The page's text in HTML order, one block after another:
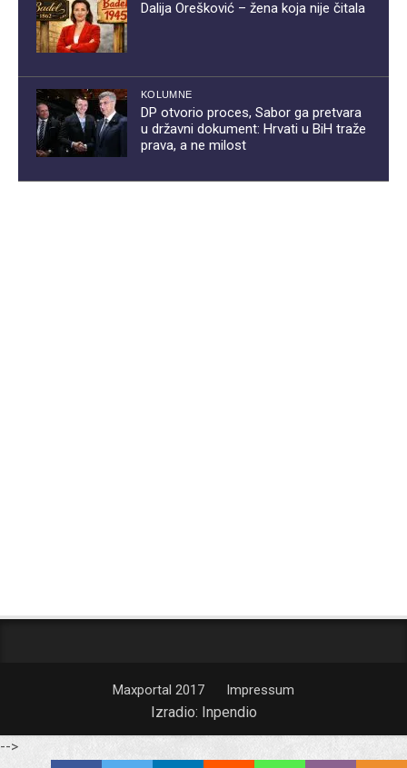
Dalija Orešković – žena koja nije čitala
KOLUMNE
DP otvorio proces, Sabor ga pretvara
u državni dokument: Hrvati u BiH traže
prava, a ne milost
Maxportal 2017 Impressum
Izradio: Inpendio
-->